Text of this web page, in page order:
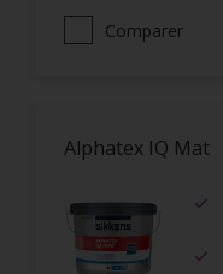
Comparer
Alphatex IQ Mat